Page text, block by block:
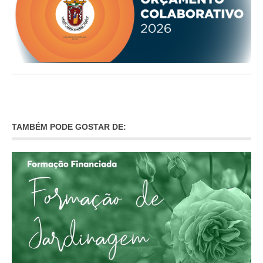
AUTARQUIA
CONSTITUIÇÃO
DOCUMENTOS
ATAS E DOCUMENTOS DA ASSEMBLEIA
EDITAIS
REGULAMENTOS E TAXAS
PLANO E ORÇAMENTO
RELATÓRIO E CONTAS
TAMBÉM PODE GOSTAR DE: